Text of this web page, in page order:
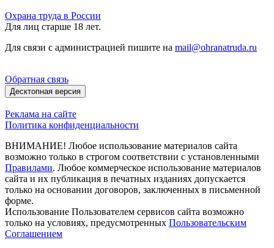
Охрана труда в России
Для лиц старше 18 лет.
Для связи с администрацией пишите на mail@ohranatruda.ru
Обратная связь
Десктопная версия
Реклама на сайте
Политика конфиденциальности
ВНИМАНИЕ! Любое использование материалов сайта
возможно только в строгом соответствии с установленными
Правилами. Любое коммерческое использование материалов
сайта и их публикация в печатных изданиях допускается
только на основании договоров, заключенных в письменной
форме.
Использование Пользователем сервисов сайта возможно
только на условиях, предусмотренных Пользовательским
Соглашением